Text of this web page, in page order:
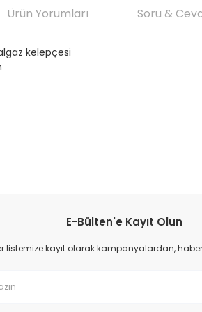
Ürün Yorumları Soru &
kelepçesi
ürün açıklamalarında ve diğer
alternatifler olmalı.
E-Bülten'e Kayıt Olun
listemize kayıt olarak kampanyalardan,